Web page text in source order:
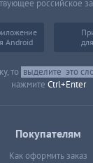
российское
Android
то выделите это
нажмите Ctrl+Enter
Покупателям
Как оформить заказ